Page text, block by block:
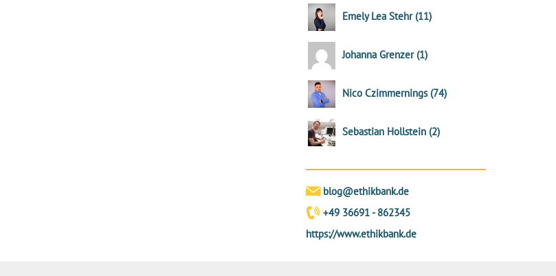
Emely Lea Stehr (11)
Johanna Grenzer (1)
Nico Czimmernings (74)
Sebastian Hollstein (2)
blog@ethikbank.de
+49 36691 - 862345
https://www.ethikbank.de